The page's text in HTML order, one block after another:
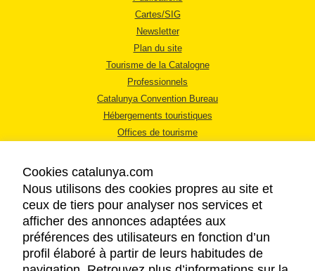
Cartes/SIG
Newsletter
Plan du site
Tourisme de la Catalogne
Professionnels
Catalunya Convention Bureau
Hébergements touristiques
Offices de tourisme
MENTIONS LÉGALES
RÈGLES DE CONFIDENTIALITÉ
COOKIES
Cookies catalunya.com
Nous utilisons des cookies propres au site et
ceux de tiers pour analyser nos services et
afficher des annonces adaptées aux
préférences des utilisateurs en fonction d’un
profil élaboré à partir de leurs habitudes de